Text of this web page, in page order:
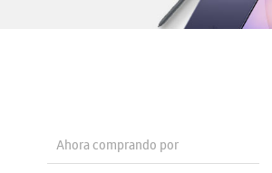
Ahora comprando por